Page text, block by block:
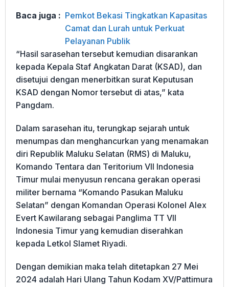
Baca juga : Pemkot Bekasi Tingkatkan Kapasitas
Camat dan Lurah untuk Perkuat
Pelayanan Publik
“Hasil sarasehan tersebut kemudian disarankan
kepada Kepala Staf Angkatan Darat (KSAD), dan
disetujui dengan menerbitkan surat Keputusan
KSAD dengan Nomor tersebut di atas,” kata
Pangdam.
Dalam sarasehan itu, terungkap sejarah untuk
menumpas dan menghancurkan yang menamakan
diri Republik Maluku Selatan (RMS) di Maluku,
Komando Tentara dan Teritorium VII Indonesia
Timur mulai menyusun rencana gerakan operasi
militer bernama “Komando Pasukan Maluku
Selatan” dengan Komandan Operasi Kolonel Alex
Evert Kawilarang sebagai Panglima TT VII
Indonesia Timur yang kemudian diserahkan
kepada Letkol Slamet Riyadi.
Dengan demikian maka telah ditetapkan 27 Mei
2024 adalah Hari Ulang Tahun Kodam XV/Pattimura